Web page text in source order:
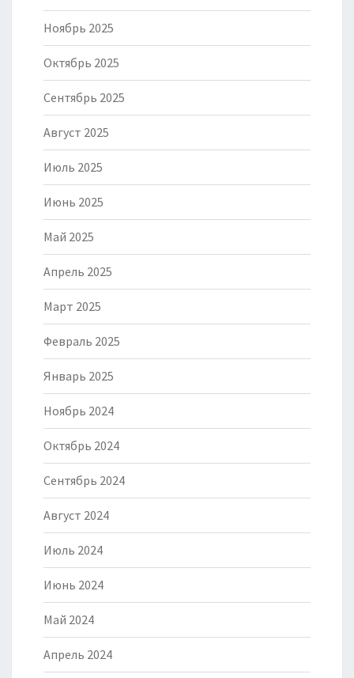
Ноябрь 2025
Октябрь 2025
Сентябрь 2025
Август 2025
Июль 2025
Июнь 2025
Май 2025
Апрель 2025
Март 2025
Февраль 2025
Январь 2025
Ноябрь 2024
Октябрь 2024
Сентябрь 2024
Август 2024
Июль 2024
Июнь 2024
Май 2024
Апрель 2024